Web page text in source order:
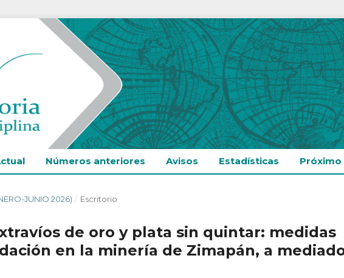
Números anteriores Avisos Estadísticas Próximo
JUNIO 2026) / Escritorio
de oro y plata sin quintar: medidas
en la minería de Zimapán, a